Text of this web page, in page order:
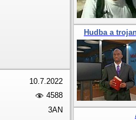
10.7.2022
4588
3AN
Hudba a